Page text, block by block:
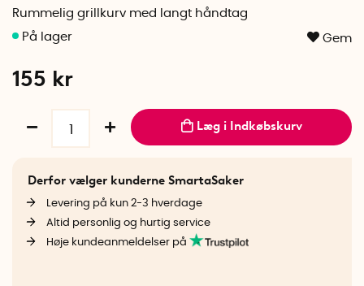
Rummelig grillkurv med langt håndtag
Gem
155 kr
Læg i Indkøbskurv
Derfor vælger kunderne SmartaSaker
Levering på kun 2-3 hverdage
Altid personlig og hurtig service
Høje kundeanmeldelser på